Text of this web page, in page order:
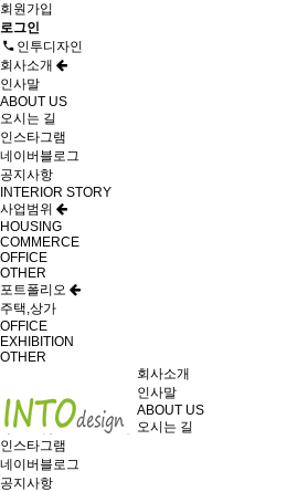
회원가입
로그인
인투디자인
회사소개
인사말
ABOUT US
오시는 길
인스타그램
네이버블로그
공지사항
INTERIOR STORY
사업범위
HOUSING
COMMERCE
OFFICE
OTHER
포트폴리오
주택,상가
OFFICE
EXHIBITION
OTHER
회사소개
인사말
ABOUT US
오시는 길
인스타그램
네이버블로그
공지사항